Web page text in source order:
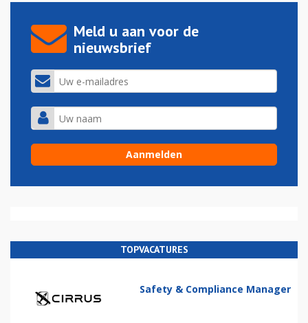
Meld u aan voor de
nieuwsbrief
TOPVACATURES
Safety & Compliance Manager